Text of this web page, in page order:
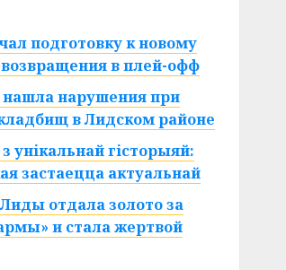
подготовку к новому
возвращения в плей-офф
нарушения при
в Лидском районе
унікальнай гісторыяй:
застаецца актуальнай
отдала золото за
и стала жертвой